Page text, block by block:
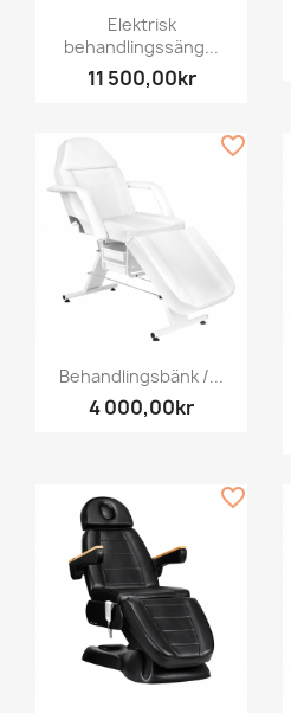
Elektrisk
behandlingssäng...
11 500,00kr
Behandlingsbänk /...
4 000,00kr
favorite_border
favorite_border